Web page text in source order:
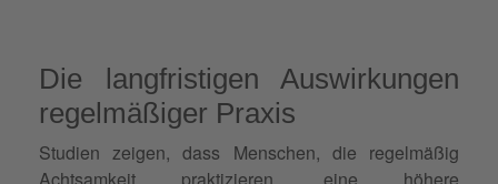
Die langfristigen Auswirkungen
regelmäßiger Praxis
Studien zeigen, dass Menschen, die regelmäßig